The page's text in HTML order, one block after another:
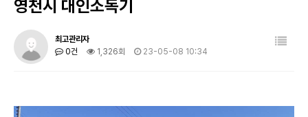
영천시 대인소독기
최고관리자
0건
1,326회 23-05-08 10:34